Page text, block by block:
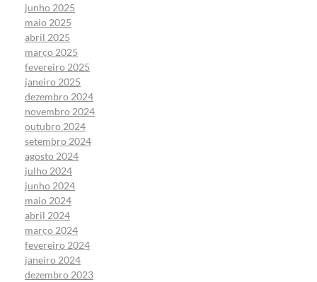
junho 2025
maio 2025
abril 2025
março 2025
fevereiro 2025
janeiro 2025
dezembro 2024
novembro 2024
outubro 2024
setembro 2024
agosto 2024
julho 2024
junho 2024
maio 2024
abril 2024
março 2024
fevereiro 2024
janeiro 2024
dezembro 2023